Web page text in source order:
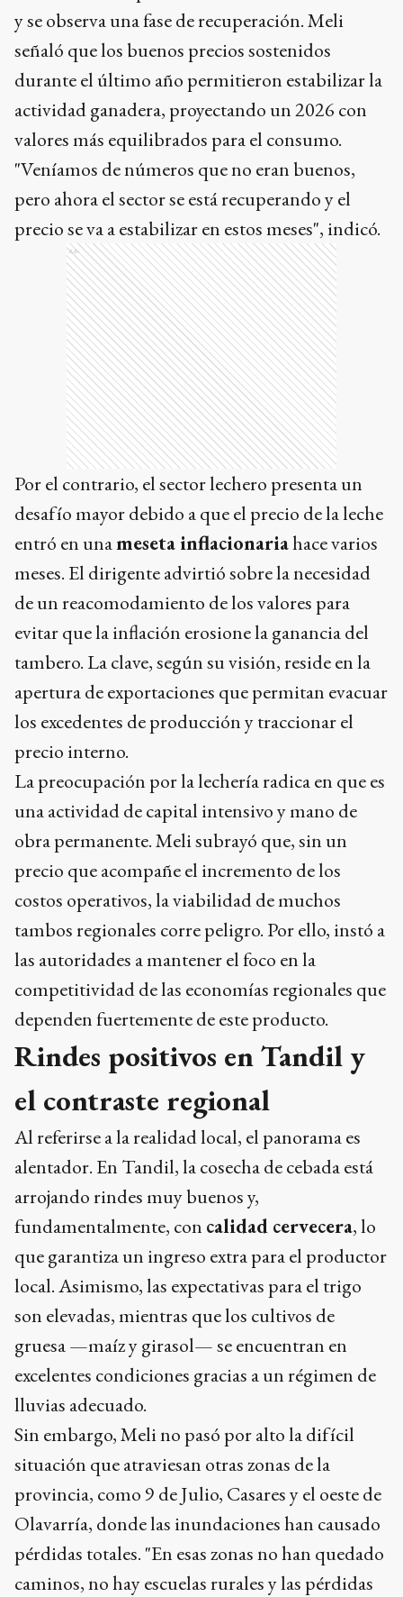
y se observa una fase de recuperación. Meli
señaló que los buenos precios sostenidos
durante el último año permitieron estabilizar la
actividad ganadera, proyectando un 2026 con
valores más equilibrados para el consumo.
"Veníamos de números que no eran buenos,
pero ahora el sector se está recuperando y el
precio se va a estabilizar en estos meses", indicó.
Ads
Por el contrario, el sector lechero presenta un
desafío mayor debido a que el precio de la leche
entró en unameseta inflacionariahace varios
meses. El dirigente advirtió sobre la necesidad
de un reacomodamiento de los valores para
evitar que la inflación erosione la ganancia del
tambero. La clave, según su visión, reside en la
apertura de exportaciones que permitan evacuar
los excedentes de producción y traccionar el
precio interno.
La preocupación por la lechería radica en que es
una actividad de capital intensivo y mano de
obra permanente. Meli subrayó que, sin un
precio que acompañe el incremento de los
costos operativos, la viabilidad de muchos
tambos regionales corre peligro. Por ello, instó a
las autoridades a mantener el foco en la
competitividad de las economías regionales que
dependen fuertemente de este producto.
Rindes positivos en Tandil y
el contraste regional
Al referirse a la realidad local, el panorama es
alentador. En Tandil, la cosecha de cebada está
arrojando rindes muy buenos y,
fundamentalmente, con calidad cervecera, lo
que garantiza un ingreso extra para el productor
local. Asimismo, las expectativas para el trigo
son elevadas, mientras que los cultivos de
gruesa —maíz y girasol— se encuentran en
excelentes condiciones gracias a un régimen de
lluvias adecuado.
Sin embargo, Meli no pasó por alto la difícil
situación que atraviesan otras zonas de la
provincia, como 9 de Julio, Casares y el oeste de
Olavarría, donde las inundaciones han causado
pérdidas totales. "En esas zonas no han quedado
caminos, no hay escuelas rurales y las pérdidas